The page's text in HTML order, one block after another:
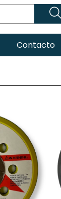

Contacto